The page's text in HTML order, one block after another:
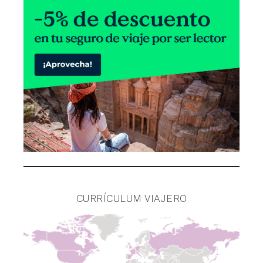
CURRÍCULUM VIAJERO